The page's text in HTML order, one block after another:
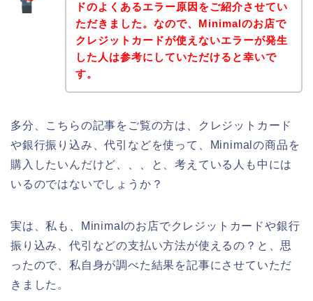
ドのよくあるエラー原因をご紹介させてい
ただきました。なので、Minimalのお店で
クレジットカードが使えないエラーが発生
した人は参考にしていただけると幸いで
す。
多分、こちらの記事をご覧の方は、クレジットカード
や銀行振り込み、代引などを使って、Minimalの商品を
購入したいんだけど、、、と、考えている人も中には
いるのではないでしょうか？
実は、私も、Minimalのお店でクレジットカードや銀行
振り込み、代引などの支払い方法が使えるの？と、思
ったので、私自身が調べた結果を記事にさせていただ
きました。